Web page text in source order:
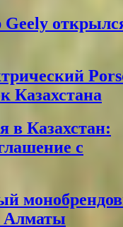
Казахстана
в Казахстан:
с
Алматы